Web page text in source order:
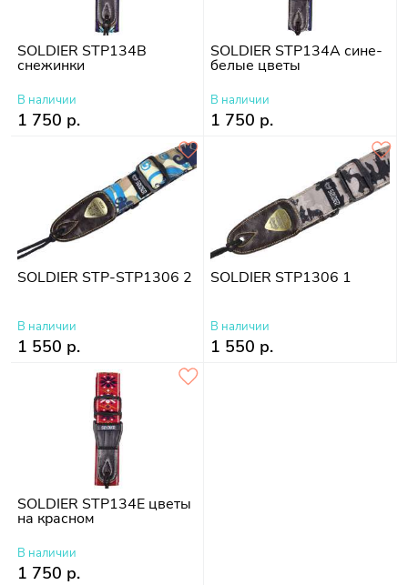
SOLDIER STP134B
снежинки
В наличии
1 750 р.
SOLDIER STP134A сине-
белые цветы
В наличии
1 750 р.
SOLDIER STP-STP1306 2
В наличии
1 550 р.
SOLDIER STP1306 1
В наличии
1 550 р.
SOLDIER STP134E цветы
на красном
В наличии
1 750 р.